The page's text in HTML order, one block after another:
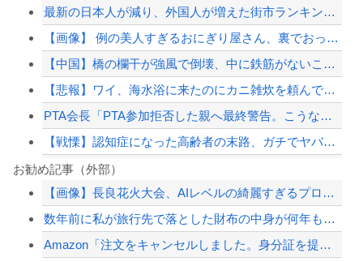
最新の日本人が減り、外国人が増えた街市ランキングをご覧下さい→5位川口市、4位京...
【画像】 例の美人すぎるおにぎり屋さん、裏でおっさんが握っていたｗｗｗｗｗｗｗｗ...
【中国】橋の欄干が強風で倒壊、中に鉄筋がないことが発覚＝当局「接着剤で固定した」
【悲報】ワイ、海水浴に来たのにカニ雑炊を頼んでしまうｗｗｗ（※画像あり）
PTA会長「PTA参加拒否した親へ最終警告。こうなってもいい？」
【戦慄】認知症になった高齢者の末路、ガチでヤバイ・・・・
【にじさんじ】鈴原るるが帰ってきた！？7時間オーバー「ほの暮しの庭」で繰り広げら...
【悲報】イギリスさん、国民食を子どもに食わせるのを諦めるｗｗｗｗｗｗｗ
反核団体の代表を務める爺さん、「核を持たないで日本を守れますか」と中学生に詰問さ...
お勧め記事（外部）
【画像】長良花火大会、AIレベルの綺麗すぎるプロポーズ花火が打ち上がる㊗🎇
数年前に私が旅行先で落とした財布の中身が何年も経ってから別の旅行先で私自身によっ...
Amazon「注文をキャンセルしました。身分証を提出してください」 X民「は？怪...